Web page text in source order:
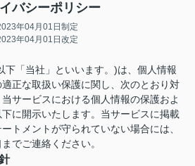
バシーポリシー
年04月01日制定
年04月01日改定
下「当社」といいます。)は、個人情報
正な取扱い保護に関し、次のとおり対
サービスにおける個人情報の保護およ
に開示いたします。当サービスに掲載
トメントが守られていない場合には、
でご連絡ください。